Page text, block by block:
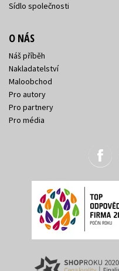
Sídlo společnosti
O NÁS
Náš příběh
Nakladatelství
Maloobchod
Pro autory
Pro partnery
Pro média